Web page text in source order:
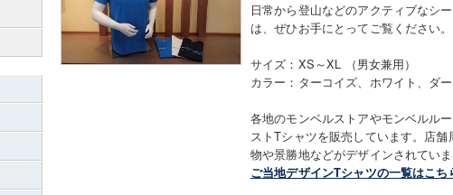
日常から登山などのアクティブなシ
は、ぜひお手にとってご覧ください。
サイズ：XS～XL （男女兼用）
カラー：ターコイズ、ホワイト、ダ
各地のモンベルストアやモンベルル
ストTシャツを販売しています。店
物や景勝地などがデザインされてい
ご当地デザインTシャツの一覧はこち